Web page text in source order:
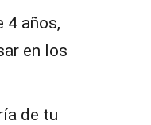
4 años,
en los
de tu